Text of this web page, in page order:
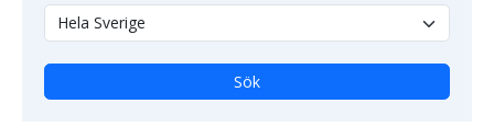
Övrig vårdpersonal
Sök